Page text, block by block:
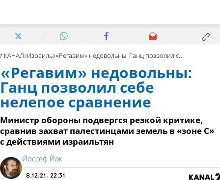
7 КАНАЛ Израиль «Регавим» недовольны: Ганц позволил себе нелепое сравнение
«Регавим» недовольны:
Ганц позволил себе
нелепое сравнение
Министр обороны подвергся резкой критике,
сравнив захват палестинцами земель в «зоне C»
с действиями израильтян
Йоссеф Йак
8.12.21, 22:31